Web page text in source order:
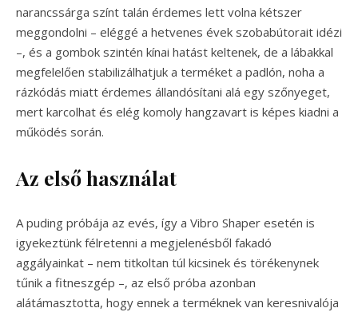
narancssárga színt talán érdemes lett volna kétszer
meggondolni – eléggé a hetvenes évek szobabútorait idézi
–, és a gombok szintén kínai hatást keltenek, de a lábakkal
megfelelően stabilizálhatjuk a terméket a padlón, noha a
rázkódás miatt érdemes állandósítani alá egy szőnyeget,
mert karcolhat és elég komoly hangzavart is képes kiadni a
működés során.
Az első használat
A puding próbája az evés, így a Vibro Shaper esetén is
igyekeztünk félretenni a megjelenésből fakadó
aggályainkat – nem titkoltan túl kicsinek és törékenynek
tűnik a fitneszgép –, az első próba azonban
alátámasztotta, hogy ennek a terméknek van keresnivalója